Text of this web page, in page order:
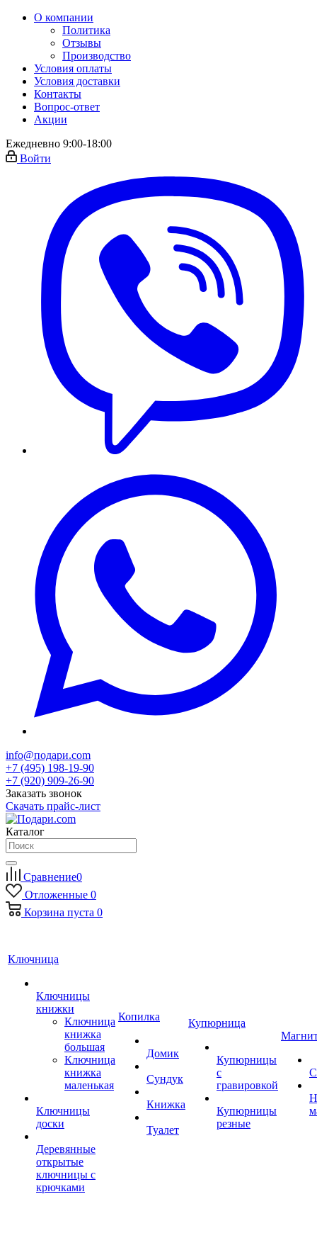
О компании
Политика
Отзывы
Производство
Условия оплаты
Условия доставки
Контакты
Вопрос-ответ
Акции
Ежедневно 9:00-18:00
Войти
info@подари.com
+7 (495) 198-19-90
+7 (920) 909-26-90
Заказать звонок
Скачать прайс-лист
Каталог
Сравнение0
Отложенные 0
Корзина пуста 0
Ключница
Ключницы
книжки
Ключница
книжка
большая
Ключница
книжка
маленькая
Ключницы
доски
Деревянные
открытые
ключницы с
крючками
Копилка
Домик
Сундук
Книжка
Туалет
Купюрница
Купюрницы
с
гравировкой
Купюрницы
резные